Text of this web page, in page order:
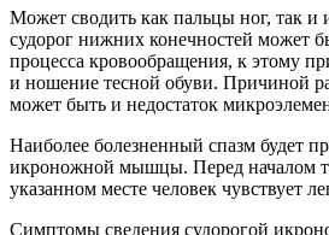
Может сводить как пальцы ног, так
судорог нижних конечностей может
процесса кровообращения, к этому
и ношение тесной обуви. Причиной
может быть и недостаток
Наиболее болезненный спазм будет
икроножной мышцы. Перед началом
указанном месте человек чувствует
Симптомы сведения судорогой